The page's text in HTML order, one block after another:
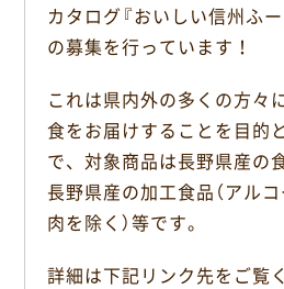
k
カタログ『おいしい信州ふ
の募集を行っています！
これは県内外の多くの方々
食をお届けすることを目的
で、対象商品は長野県産の
長野県産の加工食品（アル
肉を除く）等です。
詳細は下記リンク先をご覧